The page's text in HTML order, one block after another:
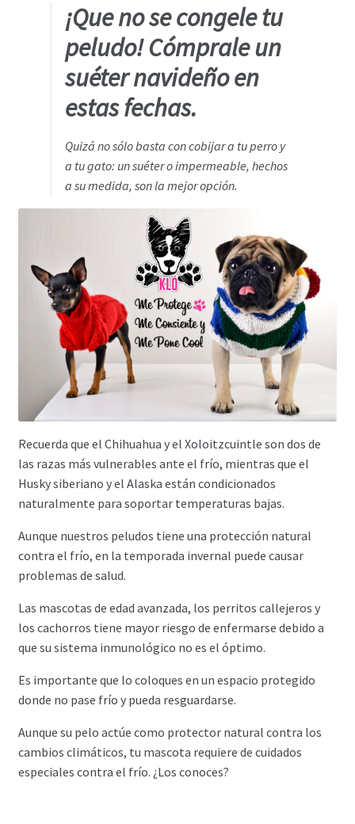
¡Que no se congele tu
peludo! Cómprale un
suéter navideño en
estas fechas.
Quizá nosólo basta concobijara tu perroy
a tu gato: unsuéteroimpermeable, hechos
a sumedida, son la mejor opción.
Recuerda que el Chihuahua​ y el Xoloitzcuintle son dos de
las razas más vulnerables ante el frío, mientras que el
Husky siberiano y el Alaska están condicionados
naturalmente para soportar temperaturas bajas.
Aunque nuestros peludos tiene una protección natural
contra el frío, en la temporada invernal puede causar
problemas de salud.
Las mascotas de edad avanzada, los perritos callejeros y
los cachorros tiene mayor riesgo de enfermarse debido a
que su sistema inmunológico no es el óptimo.
Es importante que lo coloques en un espacio protegido
donde no pase frío y pueda resguardarse.
Aunque su pelo actúe como protector natural contra los
cambios climáticos, tu mascota requiere de cuidados
especiales contra el frío. ¿Los conoces?